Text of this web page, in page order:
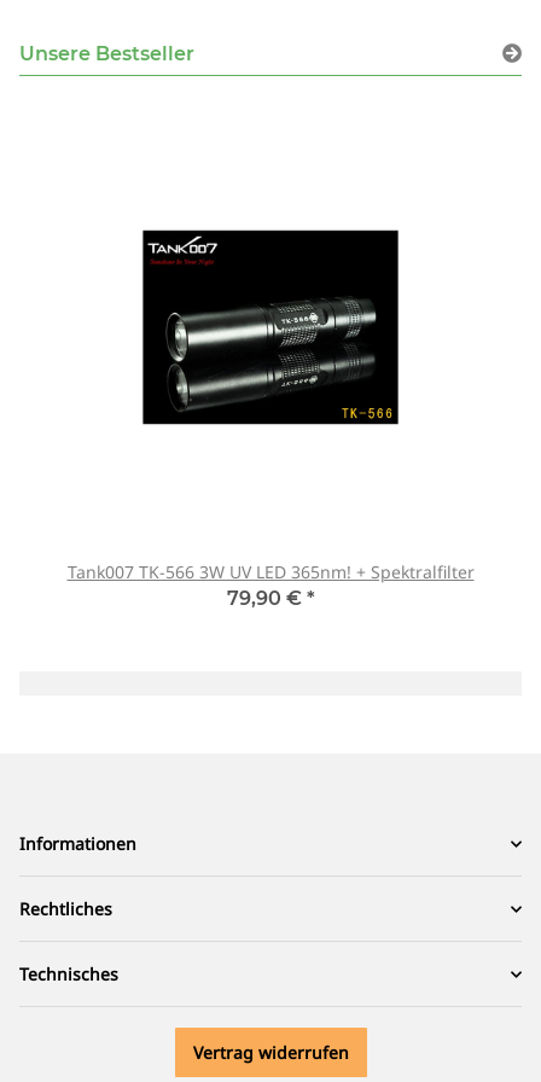
Unsere Bestseller
Tank007 TK-566 3W UV LED 365nm! + Spektralfilter
79,90 € *
Informationen
Rechtliches
Technisches
Vertrag widerrufen